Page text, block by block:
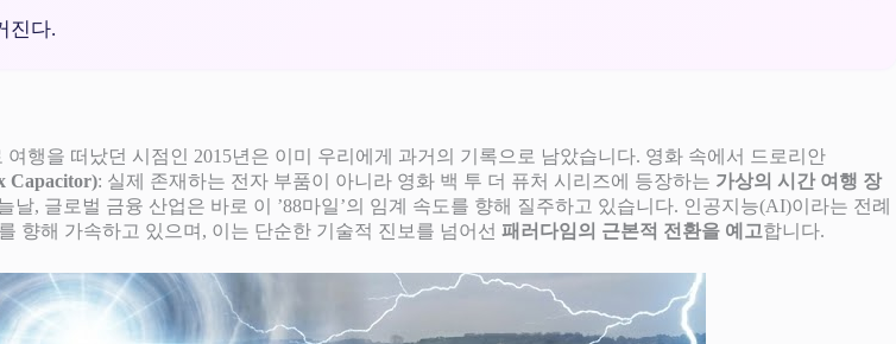
진다.
행을 떠났던 시점인 2015년은 이미 우리에게 과거의 기록으로 남았습니다. 영화 속에서 드로리안
Capacitor): 실제 존재하는 전자 부품이 아니라 영화 백 투 더 퓨처 시리즈에 등장하는 가상의 시간 여행 장
, 글로벌 금융 산업은 바로 이 ’88마일’의 임계 속도를 향해 질주하고 있습니다. 인공지능(AI)이라는 전례
향해 가속하고 있으며, 이는 단순한 기술적 진보를 넘어선 패러다임의 근본적 전환을 예고합니다.